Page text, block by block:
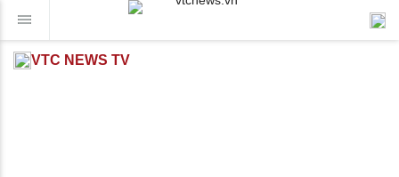
VTC NEWS TV